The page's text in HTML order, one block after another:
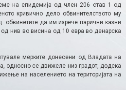
на епидемија од член 206 став 1 од
кривично дело обвинителството му
обвинетите да им изрече парични казни
нив во висина од 10 евра во денарска
мерките донесени од Влaдата на
односно се движеле низ градот, додека
на населението на територијата на